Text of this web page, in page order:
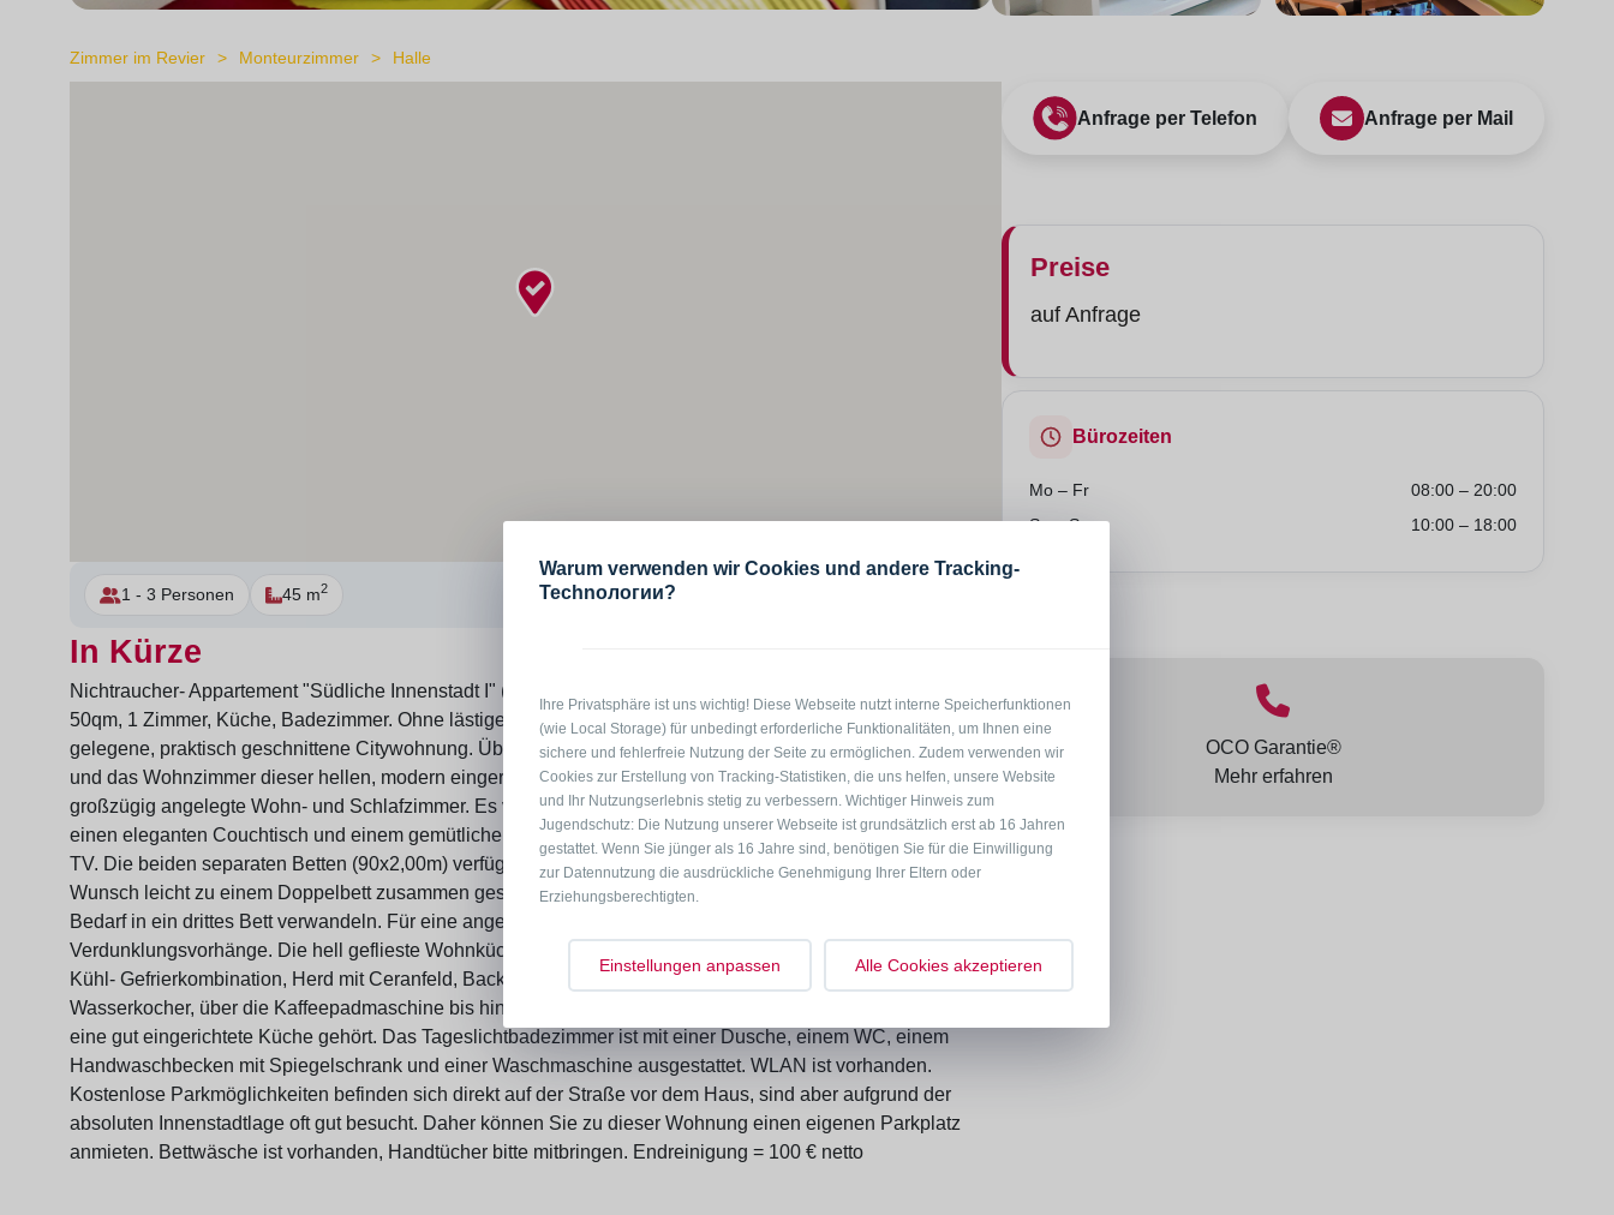
Zimmer im Revier Monteurzimmer Halle
1 - 3 Personen 45 m2
In Kürze
Nichtraucher- Appartement "Südliche Innenstadt I" (50 m²) in 06110 Halle, Hochparterre für 1 - 3 Personen,
50qm, 1 Zimmer, Küche, Badezimmer. Ohne lästiges Treppensteigen erreichen Sie leicht die, im Hochparterre
gelegene, praktisch geschnittene Citywohnung. Über die Diele gelangen Sie in das Badezimmer, die Küche
und das Wohnzimmer dieser hellen, modern eingerichteten Citywohnung. Den Mittelpunkt bildet das
großzügig angelegte Wohn- und Schlafzimmer. Es verfügt über eine gemütliche Sitzecke mit (Schlaf-)Sofa,
einen eleganten Couchtisch und einem gemütlichen Schwingsessel. Davor befindet sich ein großer Smart
TV. Die beiden separaten Betten (90x2,00m) verfügen über je eine hochwertige Matratze und können auf
Wunsch leicht zu einem Doppelbett zusammen geschoben und verbunden werden. Das Sofa lässt sich bei
Bedarf in ein drittes Bett verwandeln. Für eine angenehme und ungestörte Nachtruhe sorgen die beiden
Verdunklungsvorhänge. Die hell geflieste Wohnküche verfügt über alle nötigen Geräte (großer Geschirrspüler,
Kühl- Gefrierkombination, Herd mit Ceranfeld, Backofen, Dunstabzugshaube etc.). Angefangen beim
Wasserkocher, über die Kaffeepadmaschine bis hin zu Mikrowelle und Toaster finden Sie hier alles, was in
eine gut eingerichtete Küche gehört. Das Tageslichtbadezimmer ist mit einer Dusche, einem WC, einem
Handwaschbecken mit Spiegelschrank und einer Waschmaschine ausgestattet. WLAN ist vorhanden.
Kostenlose Parkmöglichkeiten befinden sich direkt auf der Straße vor dem Haus, sind aber aufgrund der
absoluten Innenstadtlage oft gut besucht. Daher können Sie zu dieser Wohnung einen eigenen Parkplatz
anmieten. Bettwäsche ist vorhanden, Handtücher bitte mitbringen. Endreinigung = 100 € netto
Anfrage per Telefon Anfrage per Mail
Preise
auf Anfrage
Bürozeiten
Mo – Fr
08:00 – 20:00
Sa + So
10:00 – 18:00
OCO Garantie®
Mehr erfahren
Warum verwenden wir Cookies und andere Tracking-
Technологии?
Ihre Privatsphäre ist uns wichtig! Diese Webseite nutzt interne Speicherfunktionen
(wie Local Storage) für unbedingt erforderliche Funktionalitäten, um Ihnen eine
sichere und fehlerfreie Nutzung der Seite zu ermöglichen. Zudem verwenden wir
Cookies zur Erstellung von Tracking-Statistiken, die uns helfen, unsere Website
und Ihr Nutzungserlebnis stetig zu verbessern. Wichtiger Hinweis zum
Jugendschutz: Die Nutzung unserer Webseite ist grundsätzlich erst ab 16 Jahren
gestattet. Wenn Sie jünger als 16 Jahre sind, benötigen Sie für die Einwilligung
zur Datennutzung die ausdrückliche Genehmigung Ihrer Eltern oder
Erziehungsberechtigten.
Einstellungen anpassen Alle Cookies akzeptieren